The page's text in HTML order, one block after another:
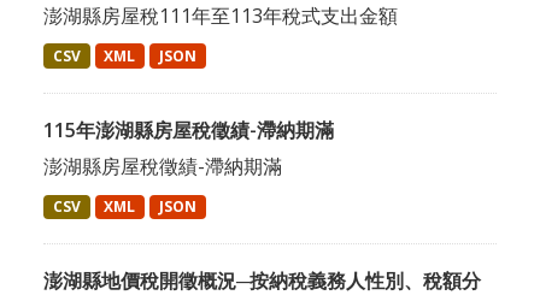
澎湖縣房屋稅111年至113年稅式支出金額
CSV XML JSON
115年澎湖縣房屋稅徵績-滯納期滿
澎湖縣房屋稅徵績-滯納期滿
CSV XML JSON
澎湖縣地價稅開徵概況─按納稅義務人性別、稅額分